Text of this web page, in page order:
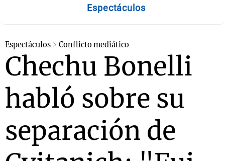
Espectáculos
Espectáculos Conflicto mediático
Chechu Bonelli
habló sobre su
separación de